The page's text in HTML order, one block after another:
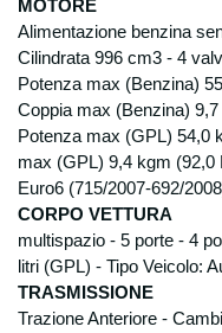
MOTORE
Alimentazione benzina
Cilindrata 996 cm3 - 4
Potenza max (Benzina)
Coppia max (Benzina)
Potenza max (GPL) 54,0
max (GPL) 9,4 kgm (92,0
Euro6 (715/2007-692/
CORPO VETTURA
multispazio - 5 porte - 4
litri (GPL) - Tipo Veicolo:
TRASMISSIONE
Trazione Anteriore -